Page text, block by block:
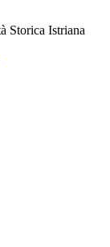
Storica Istriana